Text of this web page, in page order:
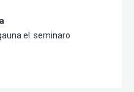
el. seminaro